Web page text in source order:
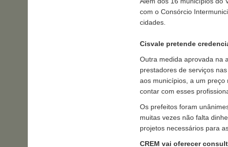
com o Consórcio
cidades.
Cisvale pretende
Outra medida aprovada na
prestadores de serviços
aos municípios, a um preço
contar com esses
Os prefeitos foram
muitas vezes não falta
projetos necessários para
CREM vai oferecer